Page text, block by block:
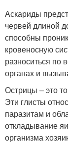
Аскариды
червей длиной
способны
кровеносную
разноситься по
органах и
Острицы – это
Эти глисты
паразитам и
откладывание
организма